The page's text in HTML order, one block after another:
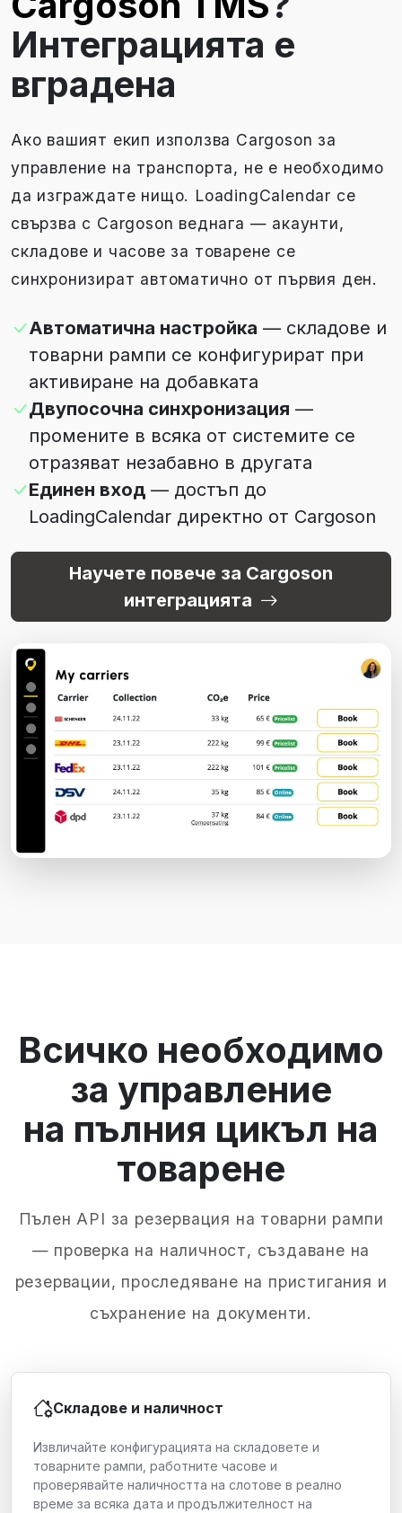
Интеграцията е
вградена
Ако вашият екип използва Cargoson за
управление на транспорта, не е необходимо
да изграждате нищо. LoadingCalendar се
свързва с Cargoson веднага — акаунти,
складове и часове за товарене се
синхронизират автоматично от първия ден.
Автоматична настройка — складове и
товарни рампи се конфигурират при
активиране на добавката
Двупосочна синхронизация —
промените в всяка от системите се
отразяват незабавно в другата
Единен вход — достъп до
LoadingCalendar директно от Cargoson
Научете повече за Cargoson
интеграцията
Всичко необходимо
за управление
на пълния цикъл на
товарене
Пълен API за резервация на товарни рампи
— проверка на наличност, създаване на
резервации, проследяване на пристигания и
съхранение на документи.
Складове и наличност
Извличайте конфигурацията на складовете и
товарните рампи, работните часове и
проверявайте наличността на слотове в реално
време за всяка дата и продължителност на